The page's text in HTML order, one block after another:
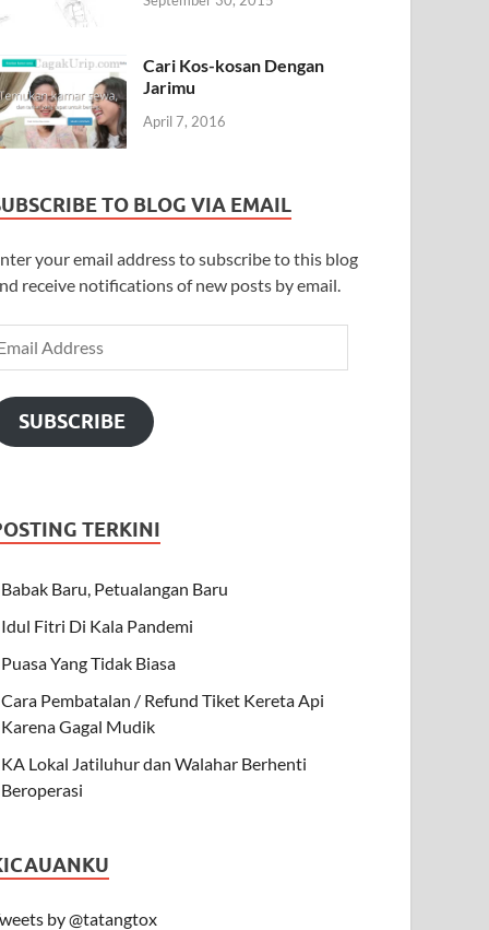
Cari Kos-kosan Dengan
Jarimu
April 7, 2016
TO BLOG VIA EMAIL
your email address to subscribe to this blog
receive notifications of new posts by email.
SUBSCRIBE
TERKINI
Babak Baru, Petualangan Baru
Idul Fitri Di Kala Pandemi
Puasa Yang Tidak Biasa
Cara Pembatalan / Refund Tiket Kereta Api
Karena Gagal Mudik
KA Lokal Jatiluhur dan Walahar Berhenti
Beroperasi
by @tatangtox